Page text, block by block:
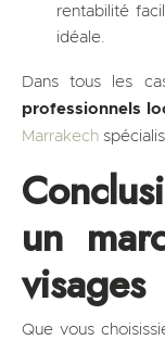
rentabilité
idéale.
Dans tous les
professionnels
Marrakech
un
visages
Que vous